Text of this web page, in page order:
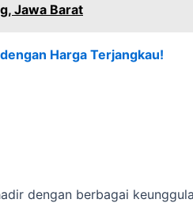
Jawa Barat
Harga Terjangkau!
dengan berbagai